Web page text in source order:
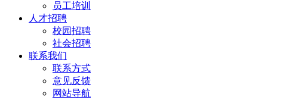
员工培训
人才招聘
校园招聘
社会招聘
联系我们
联系方式
意见反馈
网站导航